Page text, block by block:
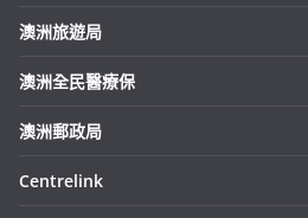
澳洲旅遊局
澳洲全民醫療保
澳洲郵政局
Centrelink